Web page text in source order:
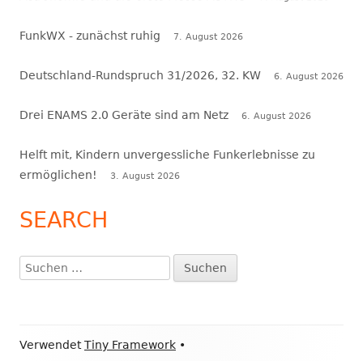
FunkWX - zunächst ruhig 7. August 2026
Deutschland-Rundspruch 31/2026, 32. KW 6. August 2026
Drei ENAMS 2.0 Geräte sind am Netz 6. August 2026
Helft mit, Kindern unvergessliche Funkerlebnisse zu
ermöglichen!
3. August 2026
SEARCH
Suchen
nach:
Footer
VerwendetTiny Framework •